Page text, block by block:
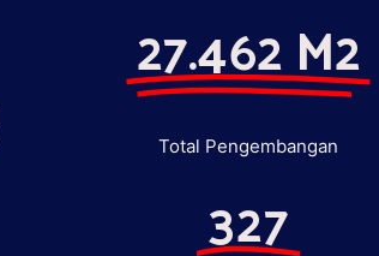
27.462 M2
Total Pengembangan
327